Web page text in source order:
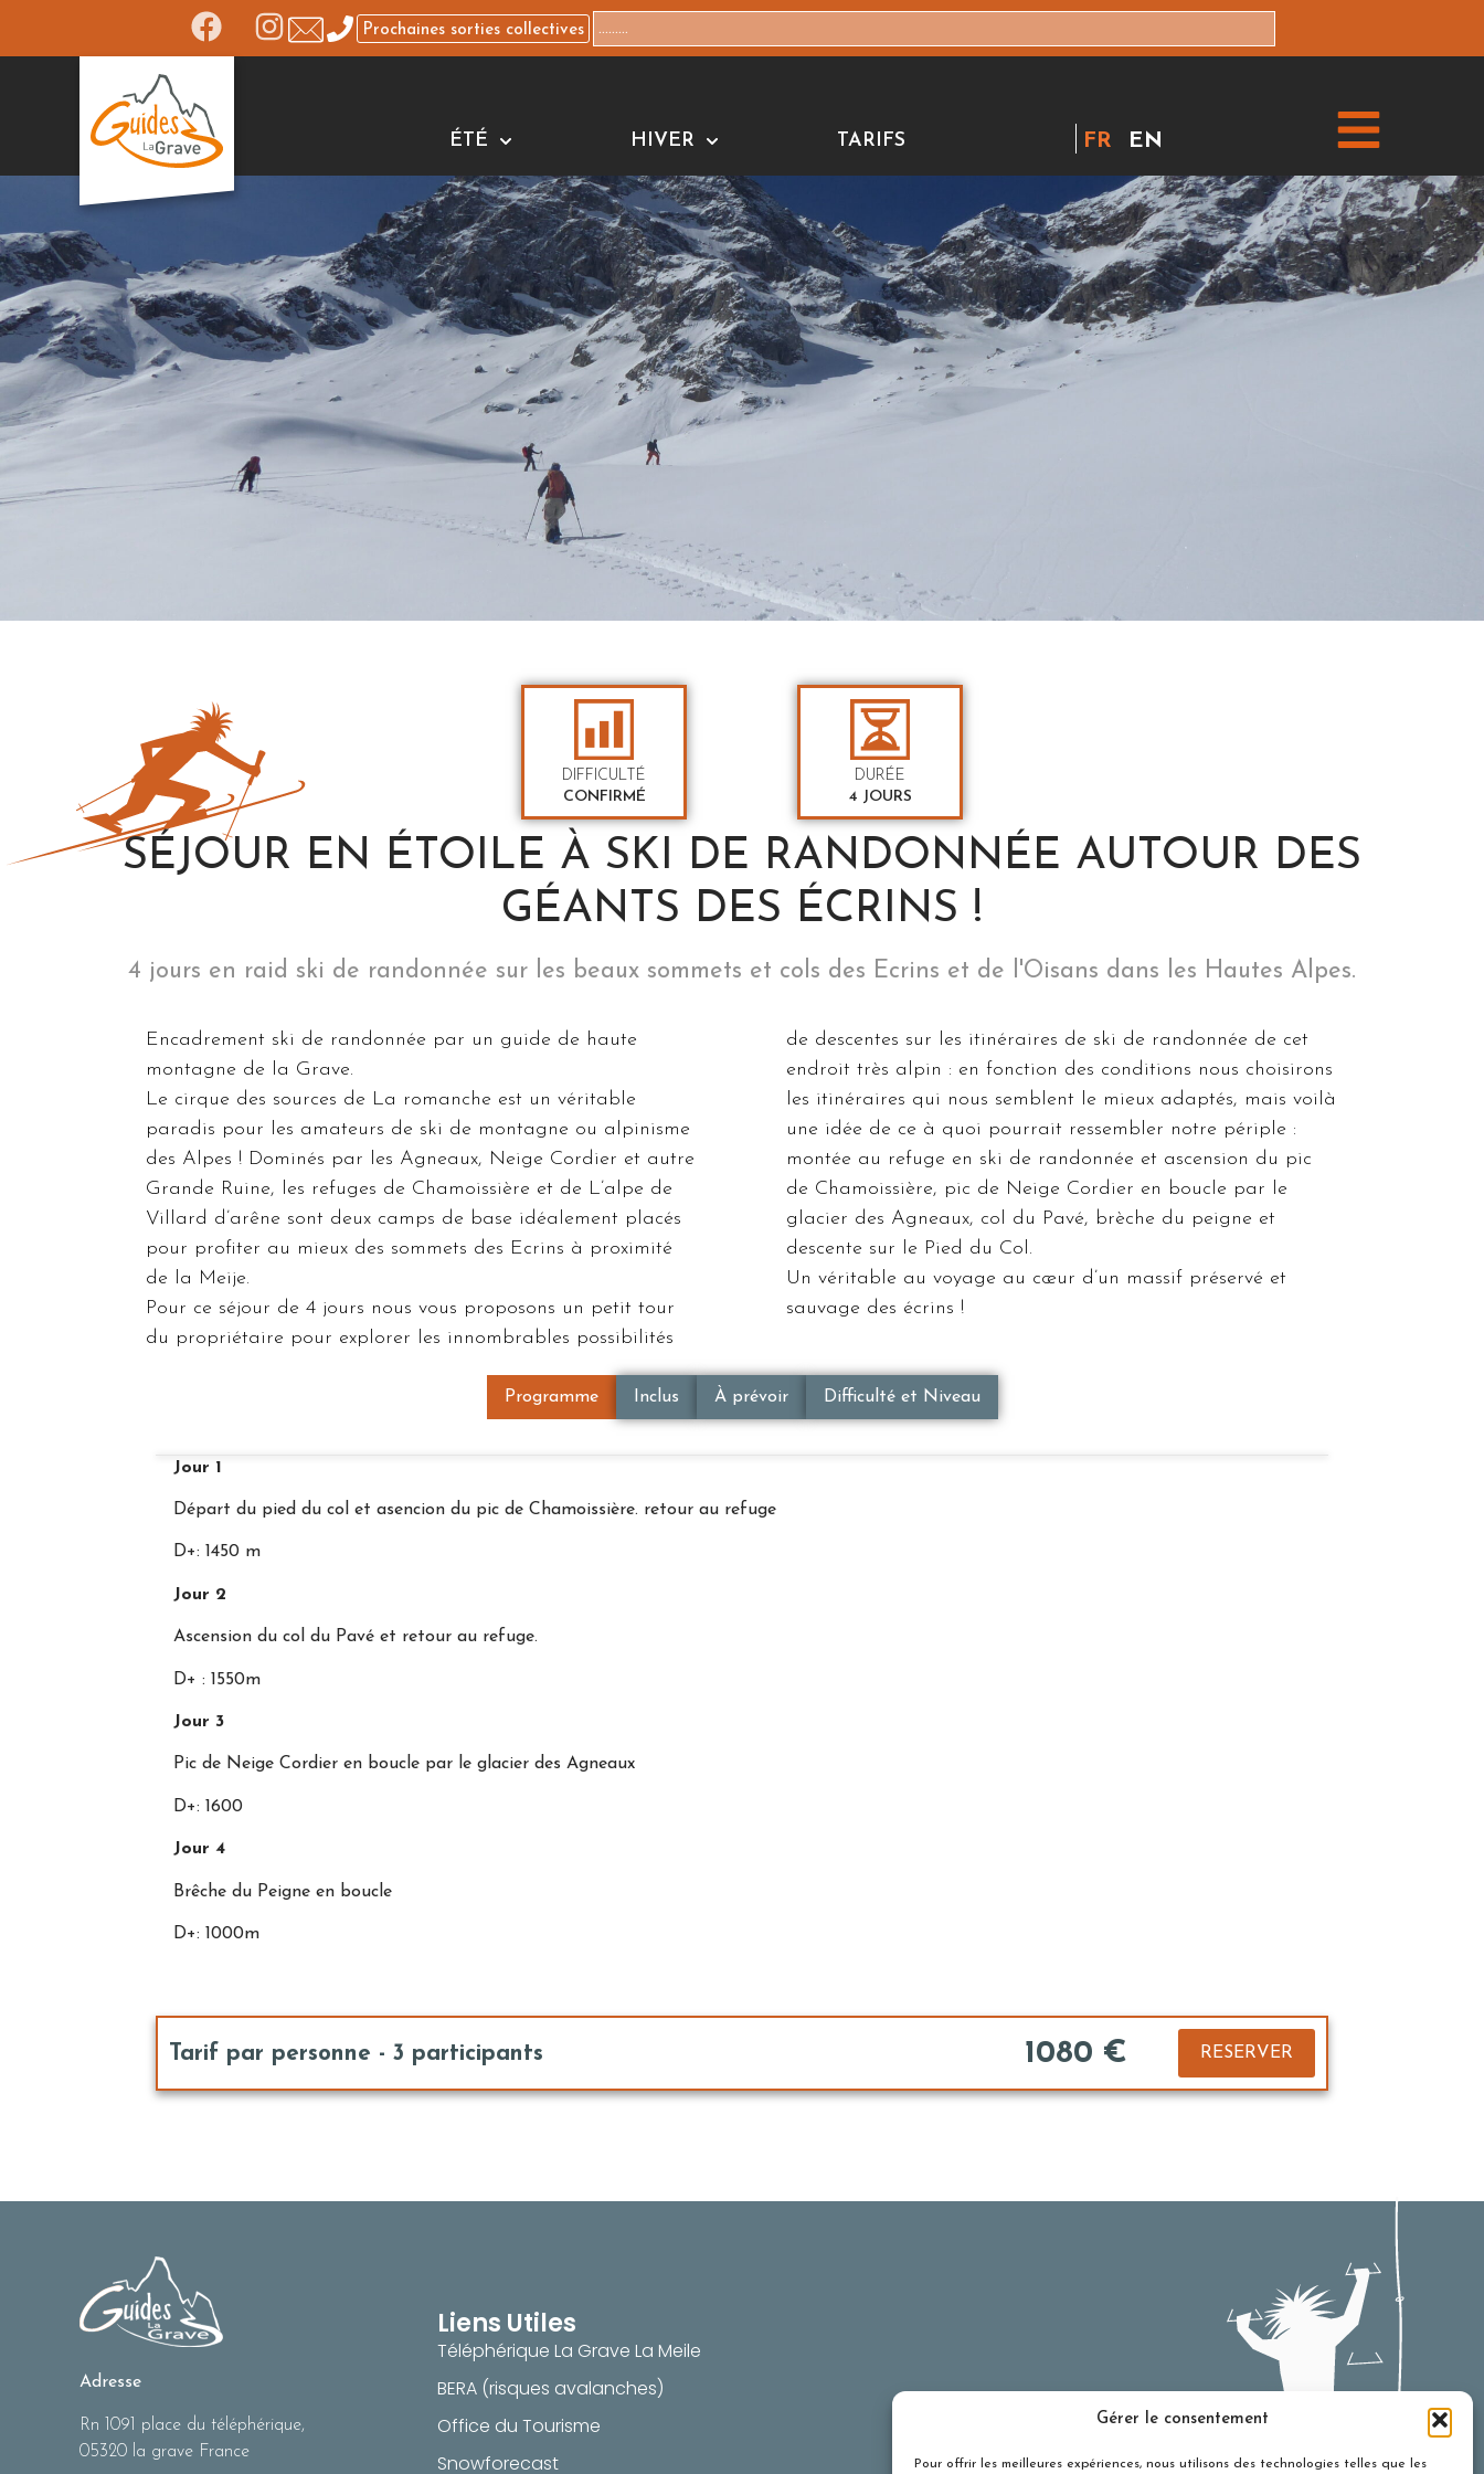
Gérer le consentement
Pour offrir les meilleures expériences, nous utilisons des technologies telles que les
Prochaines sorties collectives
ÉTÉ HIVER TARIFS FR EN
DIFFICULTÉ
CONFIRMÉ
DURÉE
4 JOURS
SÉJOUR EN ÉTOILE À SKI DE RANDONNÉE AUTOUR DES
GÉANTS DES ÉCRINS !
4 jours en raid ski de randonnée sur les beaux sommets et cols des Ecrins et de l'Oisans dans les Hautes Alpes.
Encadrement ski de randonnée par un guide de haute
montagne de la Grave.
Le cirque des sources de La romanche est un véritable
paradis pour les amateurs de ski de montagne ou alpinisme
des Alpes ! Dominés par les Agneaux, Neige Cordier et autre
Grande Ruine, les refuges de Chamoissière et de L’alpe de
Villard d’arêne sont deux camps de base idéalement placés
pour profiter au mieux des sommets des Ecrins à proximité
de la Meije.
Pour ce séjour de 4 jours nous vous proposons un petit tour
du propriétaire pour explorer les innombrables possibilités
de descentes sur les itinéraires de ski de randonnée de cet
endroit très alpin : en fonction des conditions nous choisirons
les itinéraires qui nous semblent le mieux adaptés, mais voilà
une idée de ce à quoi pourrait ressembler notre périple :
montée au refuge en ski de randonnée et ascension du pic
de Chamoissière, pic de Neige Cordier en boucle par le
glacier des Agneaux, col du Pavé, brèche du peigne et
descente sur le Pied du Col.
Un véritable au voyage au cœur d’un massif préservé et
sauvage des écrins !
Programme Inclus À prévoir Difficulté et Niveau
Jour 1
Départ du pied du col et asencion du pic de Chamoissière. retour au refuge
D+: 1450 m
Jour 2
Ascension du col du Pavé et retour au refuge.
D+ : 1550m
Jour 3
Pic de Neige Cordier en boucle par le glacier des Agneaux
D+: 1600
Jour 4
Brêche du Peigne en boucle
D+: 1000m
Tarif par personne - 3 participants 1080 € RESERVER
Adresse
Rn 1091 place du téléphérique,
05320 la grave France
Liens Utiles
Téléphérique La Grave La Meile
BERA (risques avalanches)
Office du Tourisme
Snowforecast